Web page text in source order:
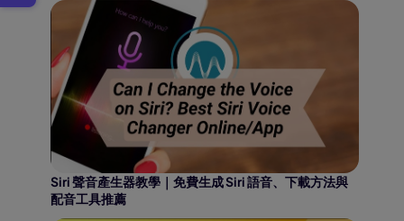
Siri 聲音產生器教學｜免費生成 Siri 語音、下載方法與
配音工具推薦